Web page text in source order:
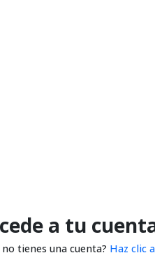
a tu
no tienes una cuenta? Haz clic